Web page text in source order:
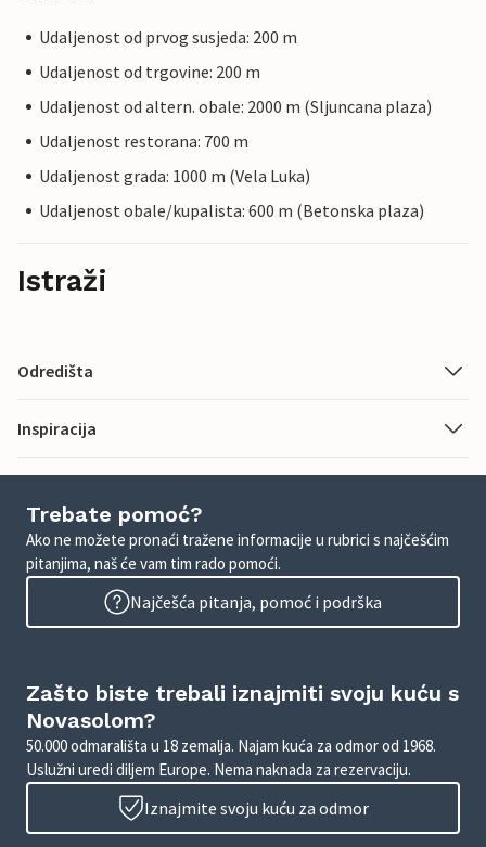
Udaljenost od prvog susjeda: 200 m
Udaljenost od trgovine: 200 m
Udaljenost od altern. obale: 2000 m (Sljuncana plaza)
Udaljenost restorana: 700 m
Udaljenost grada: 1000 m (Vela Luka)
Udaljenost obale/kupalista: 600 m (Betonska plaza)
Istraži
Odredišta
Inspiracija
Trebate pomoć?
Ako ne možete pronaći tražene informacije u rubrici s najčešćim
pitanjima, naš će vam tim rado pomoći.
Najčešća pitanja, pomoć i podrška
Zašto biste trebali iznajmiti svoju kuću s
Novasolom?
50.000 odmarališta u 18 zemalja. Najam kuća za odmor od 1968.
Uslužni uredi diljem Europe. Nema naknada za rezervaciju.
Iznajmite svoju kuću za odmor